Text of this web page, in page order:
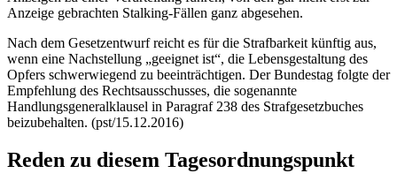
Anzeige gebrachten Stalking-Fällen ganz abgesehen.
Nach dem Gesetzentwurf reicht es für die Strafbarkeit künftig aus,
wenn eine Nachstellung „geeignet ist“, die Lebensgestaltung des
Opfers schwerwiegend zu beeinträchtigen. Der Bundestag folgte der
Empfehlung des Rechtsausschusses, die sogenannte
Handlungsgeneralklausel in Paragraf 238 des Strafgesetzbuches
beizubehalten. (pst/15.12.2016)
Reden zu diesem Tagesordnungspunkt